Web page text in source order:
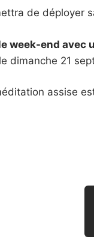
de déployer
week-end avec
dimanche 21
assise